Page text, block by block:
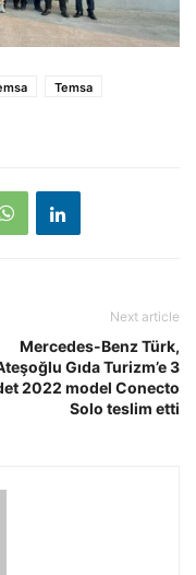
Temsa
Next article
Mercedes-Benz Türk,
Gıda Turizm’e 3
2022 model Conecto
Solo teslim etti